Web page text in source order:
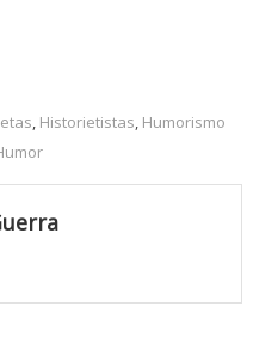
, Historietistas, Humorismo